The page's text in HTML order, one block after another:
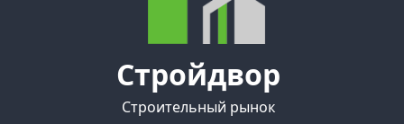
Стройдвор
Строительный рынок